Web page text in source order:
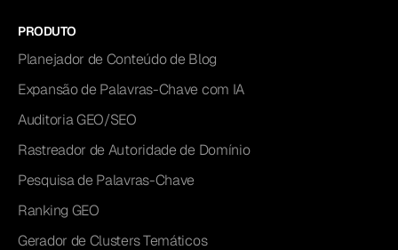
PRODUTO
Planejador de Conteúdo de Blog
Expansão de Palavras-Chave com IA
Auditoria GEO/SEO
Rastreador de Autoridade de Domínio
Pesquisa de Palavras-Chave
Ranking GEO
Gerador de Clusters Temáticos